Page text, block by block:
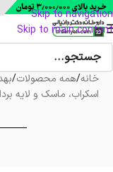
Skip to navigation
Skip to main content
خانه/همه محصولات/
اسکراب، ماسک و لایه